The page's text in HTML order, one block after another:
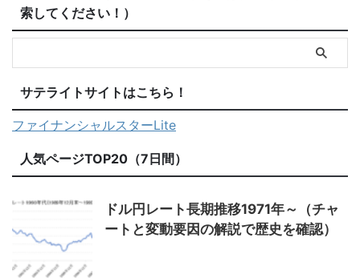
索してください！）
サテライトサイトはこちら！
ファイナンシャルスターLite
人気ページTOP20（7日間）
ドル円レート長期推移1971年～（チャ
ートと変動要因の解説で歴史を確認）